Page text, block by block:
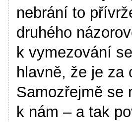
nebrání to
druhého
k vymezování
hlavně, že je
Samozřejmě se
k nám – a tak